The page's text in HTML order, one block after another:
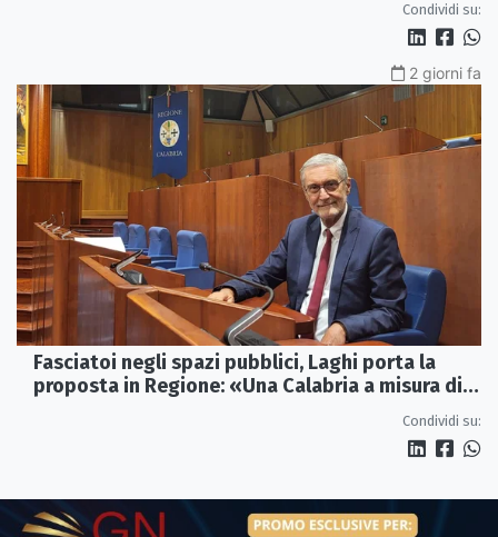
Condividi su:
2 giorni fa
Fasciatoi negli spazi pubblici, Laghi porta la
proposta in Regione: «Una Calabria a misura di
Condividi su: